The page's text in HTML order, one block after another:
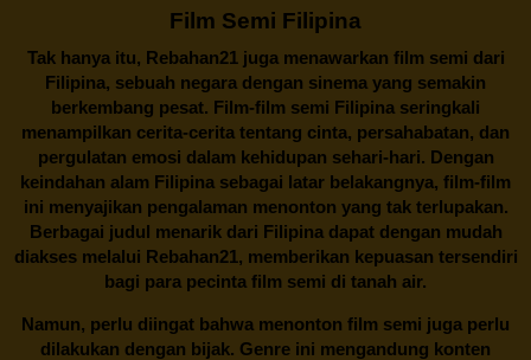
Film Semi Filipina
Tak hanya itu, Rebahan21juga menawarkan film semi dari
Filipina, sebuah negara dengan sinema yang semakin
berkembang pesat. Film-film semi Filipina seringkali
menampilkan cerita-cerita tentang cinta, persahabatan, dan
pergulatan emosi dalam kehidupan sehari-hari. Dengan
keindahan alam Filipina sebagai latar belakangnya, film-film
ini menyajikan pengalaman menonton yang tak terlupakan.
Berbagai judul menarik dari Filipina dapat dengan mudah
diakses melalui Rebahan21, memberikan kepuasan tersendiri
bagi para pecinta film semi di tanah air.
Namun, perlu diingat bahwa menonton film semi juga perlu
dilakukan dengan bijak. Genre ini mengandung konten